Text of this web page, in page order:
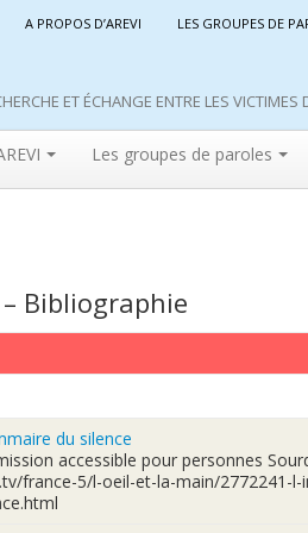
ET ÉCHANGE ENTRE LES VICTIMES
A PROPOS D’AREVI LES GROUPES DE
Les groupes de paroles
Bibliographie
du silence
accessible pour personnes
france-5/l-oeil-et-la-main/2772241-l-